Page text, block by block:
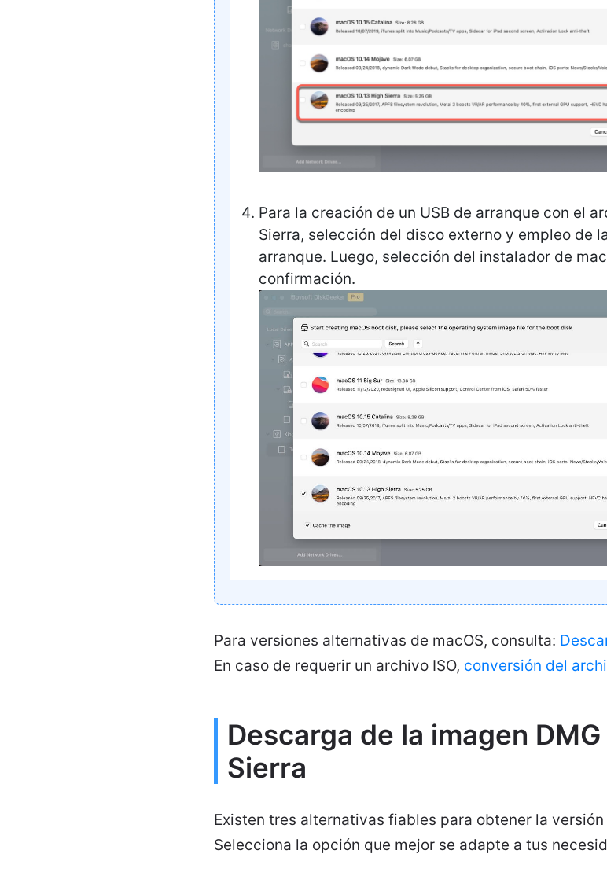
Para la creación de un USB de arranque con el
Sierra, selección del disco externo y empleo de
arranque. Luego, selección del instalador de
confirmación.
Para versiones alternativas de macOS, consulta:
En caso de requerir un archivo ISO, conversión del
Descarga de la imagen
Sierra
Existen tres alternativas fiables para obtener la versión
Selecciona la opción que mejor se adapte a tus